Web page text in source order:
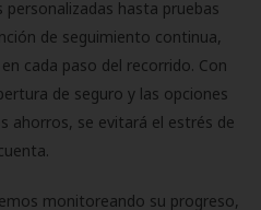
personalizadas hasta pruebas
de seguimiento continua,
cada paso del recorrido. Con
de seguro y las opciones
ahorros, se evitará el estrés de
monitoreando su progreso,